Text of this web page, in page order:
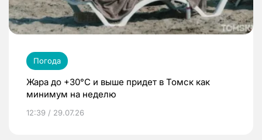
Погода
Жара до +30°C и выше придет в Томск как
минимум на неделю
12:39 / 29.07.26